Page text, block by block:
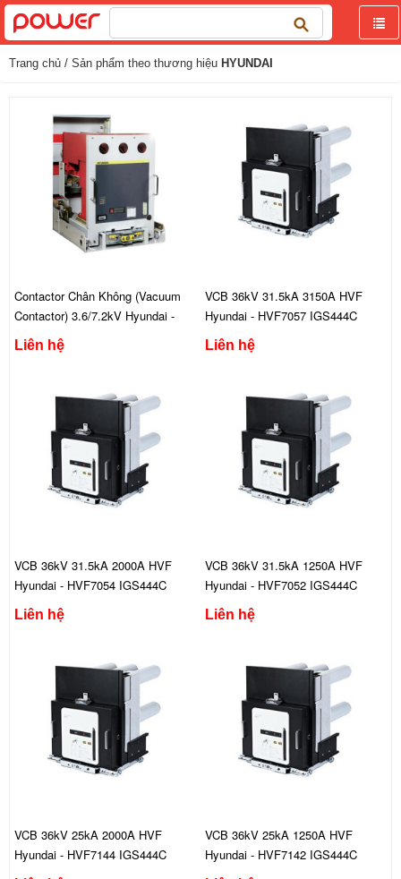
Tìm
kiếm
Trang chủ / Sản phẩm theo thương hiệu HYUNDAI
Contactor Chân Không (Vacuum
Contactor) 3.6/7.2kV Hyundai -
UVC
Liên hệ
VCB 36kV 31.5kA 3150A HVF
Hyundai - HVF7057 IGS444C
Liên hệ
VCB 36kV 31.5kA 2000A HVF
Hyundai - HVF7054 IGS444C
Liên hệ
VCB 36kV 31.5kA 1250A HVF
Hyundai - HVF7052 IGS444C
Liên hệ
VCB 36kV 25kA 2000A HVF
Hyundai - HVF7144 IGS444C
VCB 36kV 25kA 1250A HVF
Hyundai - HVF7142 IGS444C